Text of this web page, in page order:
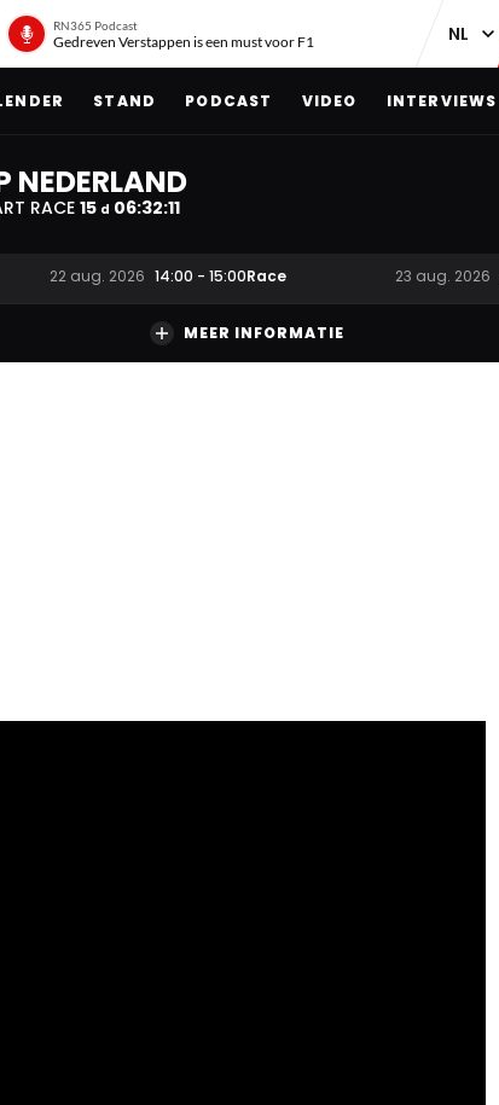
RN365 Podcast
Gedreven Verstappen is een must voor F1
STAND PODCAST VIDEO INTERVIEWS
NEDERLAND
RACE15 d 06:32:11
22 aug. 2026 14:00 - 15:00Race 23 aug. 2026
MEER INFORMATIE